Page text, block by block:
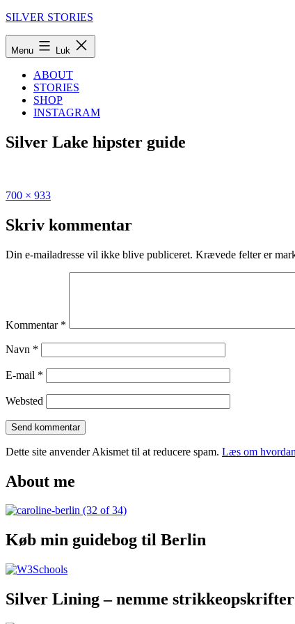
Fortsæt
SILVER STORIES
Menu Luk
ABOUT
STORIES
SHOP
INSTAGRAM
Silver Lake hipster guide
Udgivet
LA
hipster
30
and
LA
Fuld
700 × 933
Skriv kommentar
Din e-mailadresse vil ikke blive publiceret. Krævede felter er
Kommentar *
Navn *
E-mail *
Websted
Dette site anvender Akismet til at reducere spam. Læs om
About me
Køb min guidebog til Berlin
Silver Lining – nemme strikkeopskrifter